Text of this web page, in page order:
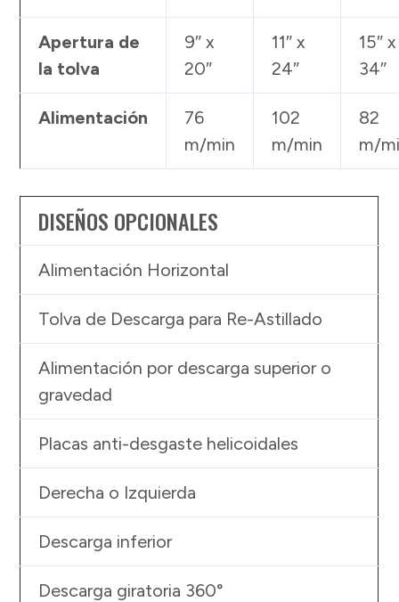
Apertura de
la tolva
9″ x
20″
11″ x
24″
15″ x
34″
Alimentación
76
m/min
102
m/min
82
m/
DISEÑOS OPCIONALES
Alimentación Horizontal
Tolva de Descarga para Re-Astillado
Alimentación por descarga superior o
gravedad
Placas anti-desgaste helicoidales
Derecha o Izquierda
Descarga inferior
Descarga giratoria 360°